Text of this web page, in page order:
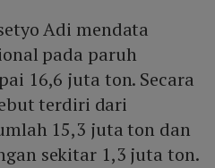
Adi mendata
pada paruh
16,6 juta ton. Secara
terdiri dari
15,3 juta ton dan
sekitar 1,3 juta ton.